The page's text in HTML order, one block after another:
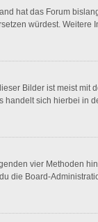
hat das Forum
würdest. Weitere
Bilder ist meist
sich hierbei
vier Methoden
die Board-